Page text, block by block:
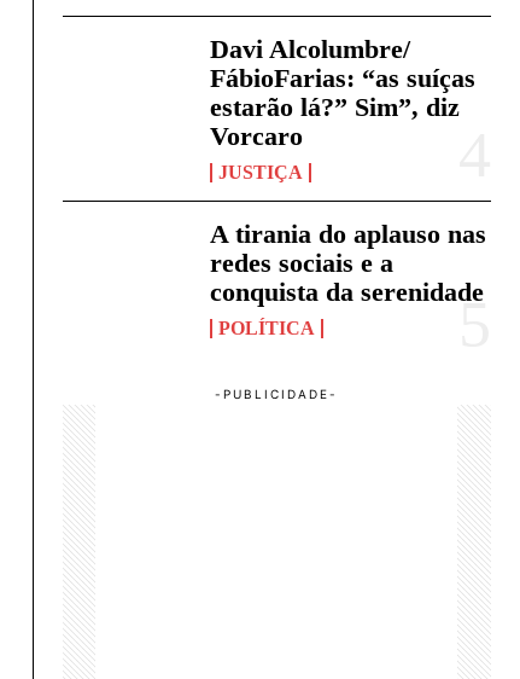
Davi Alcolumbre/
FábioFarias: “as suíças
estarão lá?” Sim”, diz
Vorcaro
JUSTIÇA
A tirania do aplauso nas
redes sociais e a
conquista da serenidade
POLÍTICA